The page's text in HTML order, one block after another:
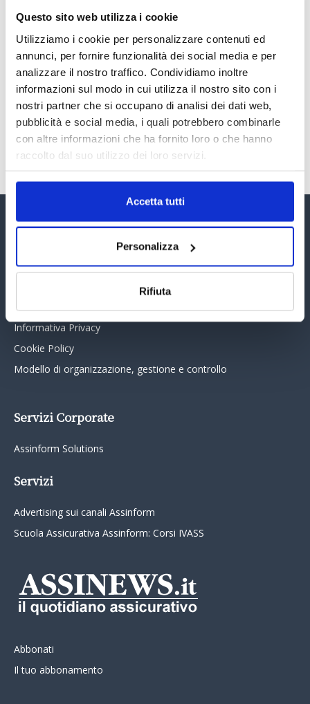
Questo sito web utilizza i cookie
Utilizziamo i cookie per personalizzare contenuti ed
annunci, per fornire funzionalità dei social media e per
analizzare il nostro traffico. Condividiamo inoltre
informazioni sul modo in cui utilizza il nostro sito con i
nostri partner che si occupano di analisi dei dati web,
pubblicità e social media, i quali potrebbero combinarle
con altre informazioni che ha fornito loro o che hanno
raccolto dal suo utilizzo dei loro servizi.
Accetta tutti
Personalizza
Rifiuta
30 Giugno 2026
PREMI 2025. I TOP TEN
30 Giugno 2026
TUTTI GLI ARTICOLI DEL MESE
Assinform Editore
Chi siamo
Collabora con noi
Informativa Privacy
Cookie Policy
Modello di organizzazione, gestione e controllo
Servizi Corporate
Assinform Solutions
Servizi
Advertising sui canali Assinform
Scuola Assicurativa Assinform: Corsi IVASS
Abbonati
Il tuo abbonamento